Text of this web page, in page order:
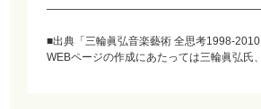
■出典「三輪眞弘音楽藝術 全思考1998-
WEBページの作成にあたっては三輪眞弘氏